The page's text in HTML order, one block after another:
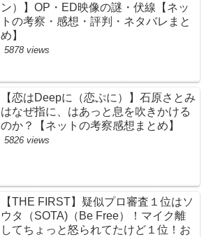
ン）】OP・ED映像の謎・伏線【ネッ
トの考察・感想・評判・ネタバレまと
め】
5878 views
【恋はDeepに（恋ぷに）】石原さとみ
はなぜ指に、はあっと息を吹きかける
のか？【ネットの考察感想まとめ】
5826 views
【THE FIRST】疑似プロ審査１位はソ
ウタ（SOTA)（Be Free）！マイク離
してちょっと怒られてたけど１位！お